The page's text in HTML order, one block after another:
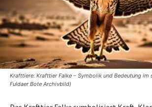
Krafttiere: Krafttier Falke – Symbolik und Bedeutung
Fuldaer Bote Archivbild)